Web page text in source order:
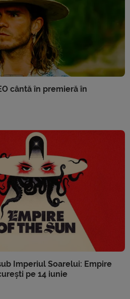
cântă în premieră în
Imperiul Soarelui: Empire
pe 14 iunie